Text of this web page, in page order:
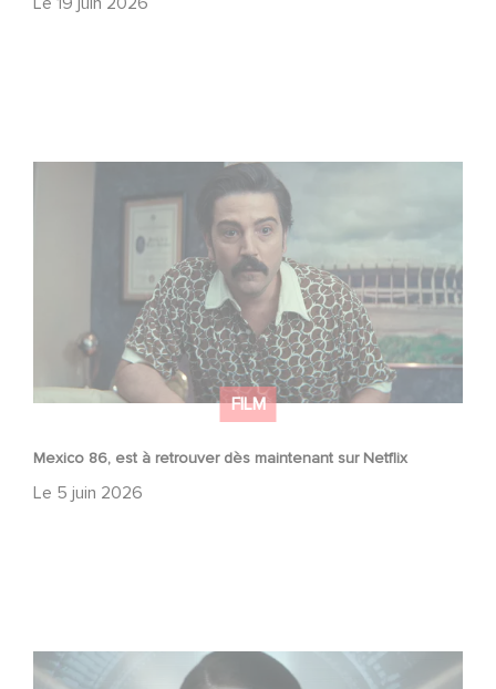
FILM
Mexico 86, est à retrouver dès maintenant sur Netflix
Le 5 juin 2026
Mexico 86, est à retrouver dès maintenant sur Netflix
La nouvelle production Gaumont USA : « Futuro Desierto